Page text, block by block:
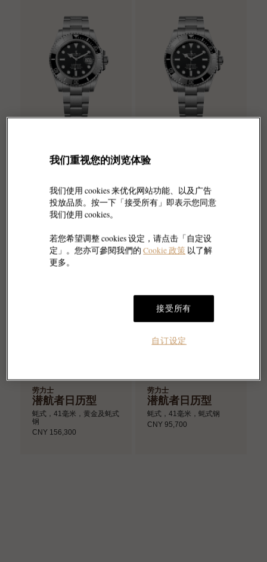
劳力士
蚝式，41毫米，蚝式钢
CNY 91,200
劳力士
蚝式，41毫米，蚝式钢
CNY 81,100
劳力士
潜航者日历型
蚝式，41毫米，黄金及蚝式
钢
CNY 156,300
劳力士
潜航者日历型
蚝式，41毫米，蚝式钢
CNY 95,700
我们重视您的浏览体验
我们使用 cookies 来优化网站功能、以及广告
投放品质。按一下「接受所有」即表示您同意
我们使用 cookies。
若您希望调整 cookies 设定，请点击「自定设
定」。您亦可參閱我們的Cookie 政策 以了解
更多。
接受所有
自订设定